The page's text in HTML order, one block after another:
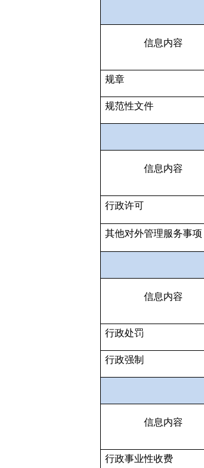
信息内容
规章
规范性文件
信息内容
行政许可
其他对外管理服务事项
信息内容
行政处罚
行政强制
信息内容
行政事业性收费